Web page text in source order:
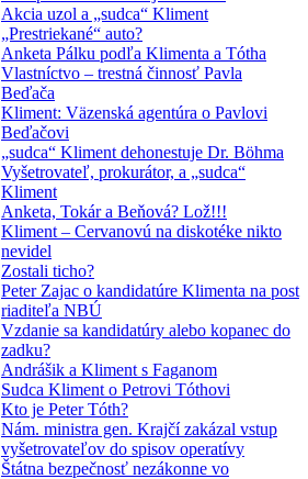
Akcia uzol a „sudca“ Kliment
„Prestriekané“ auto?
Anketa Pálku podľa Klimenta a Tótha
Vlastníctvo – trestná činnosť Pavla
Beďača
Kliment: Väzenská agentúra o Pavlovi
Beďačovi
„sudca“ Kliment dehonestuje Dr. Böhma
Vyšetrovateľ, prokurátor, a „sudca“
Kliment
Anketa, Tokár a Beňová? Lož!!!
Kliment – Cervanovú na diskotéke nikto
nevidel
Zostali ticho?
Peter Zajac o kandidatúre Klimenta na post
riaditeľa NBÚ
Vzdanie sa kandidatúry alebo kopanec do
zadku?
Andrášik a Kliment s Faganom
Sudca Kliment o Petrovi Tóthovi
Kto je Peter Tóth?
Nám. ministra gen. Krajčí zakázal vstup
vyšetrovateľov do spisov operatívy
Štátna bezpečnosť nezákonne vo